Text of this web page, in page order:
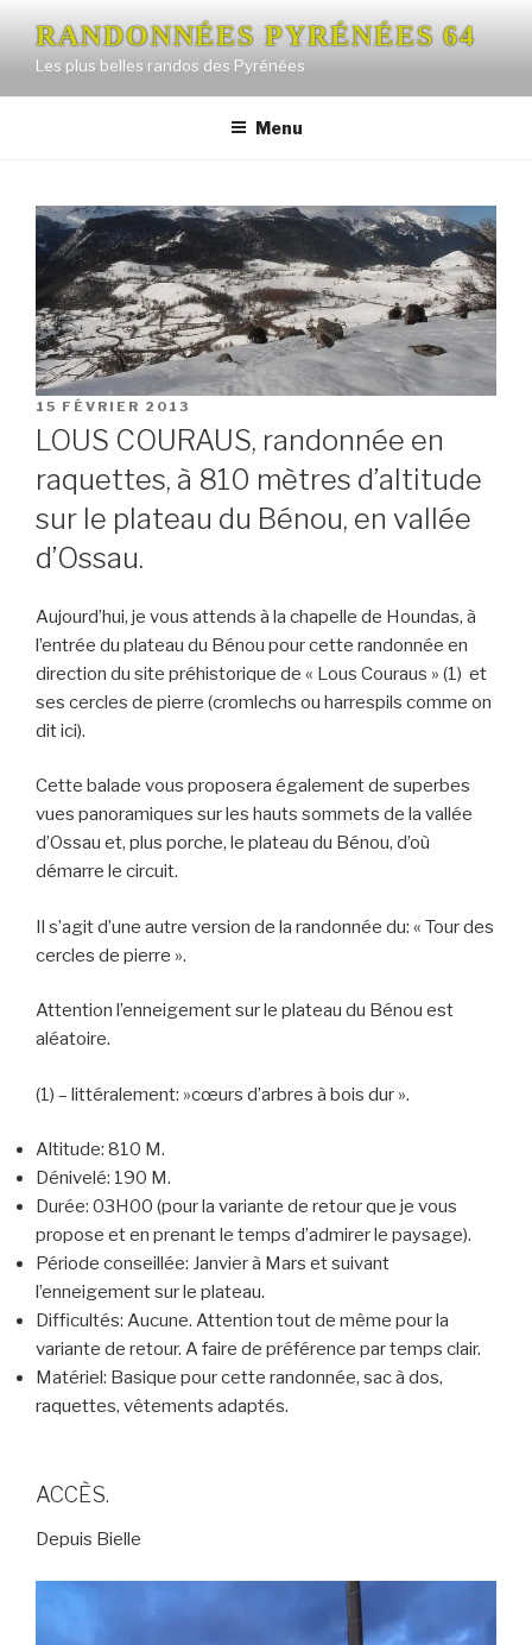
contenu
principal
RANDONNÉES PYRÉNÉES 64
Les plus belles randos des Pyrénées
Menu
PUBLIÉ
LE
15 FÉVRIER 2013
LOUS COURAUS, randonnée en
raquettes, à 810 mètres d’altitude
sur le plateau du Bénou, en vallée
d’Ossau.
Aujourd’hui, je vous attends à la chapelle de Houndas, à
l’entrée du plateau du Bénou pour cette randonnée en
direction du site préhistorique de « Lous Couraus » (1) et
ses cercles de pierre (cromlechs ou harrespils comme on
dit ici).
Cette balade vous proposera également de superbes
vues panoramiques sur les hauts sommets de la vallée
d’Ossau et, plus porche, le plateau du Bénou, d’où
démarre le circuit.
Il s’agit d’une autre version de la randonnée du: « Tour des
cercles de pierre ».
Attention l’enneigement sur le plateau du Bénou est
aléatoire.
(1) – littéralement: »cœurs d’arbres à bois dur ».
Altitude: 810 M.
Dénivelé: 190 M.
Durée: 03H00 (pour la variante de retour que je vous
propose et en prenant le temps d’admirer le paysage).
Période conseillée: Janvier à Mars et suivant
l’enneigement sur le plateau.
Difficultés: Aucune. Attention tout de même pour la
variante de retour. A faire de préférence par temps clair.
Matériel: Basique pour cette randonnée, sac à dos,
raquettes, vêtements adaptés.
ACCÈS.
Depuis Bielle